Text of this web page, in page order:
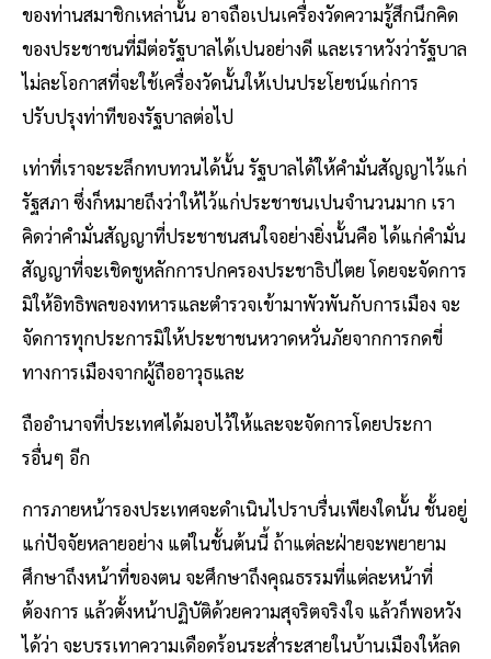
ของท่านสมาชิกเหล่านั้น อาจถือเปนเครื่องวัดความรู้สึกนึกคิด
ของประชาชนที่มีต่อรัฐบาลได้เปนอย่างดี และเราหวังว่ารัฐบาล
ไม่ละโอกาสที่จะใช้เครื่องวัดนั้นให้เปนประโยชน์แก่การ
ปรับปรุงท่าทีของรัฐบาลต่อไป
เท่าที่เราจะระลึกทบทวนได้นั้น รัฐบาลได้ให้คำมั่นสัญญาไว้แก่
รัฐสภา ซึ่งก็หมายถึงว่าให้ไว้แก่ประชาชนเปนจำนวนมาก เรา
คิดว่าคำมั่นสัญญาที่ประชาชนสนใจอย่างยิ่งนั้นคือ ได้แก่คำมั่น
สัญญาที่จะเชิดชูหลักการปกครองประชาธิปไตย โดยจะจัดการ
มิให้อิทธิพลของทหารและตำรวจเข้ามาพัวพันกับการเมือง จะ
จัดการทุกประการมิให้ประชาชนหวาดหวั่นภัยจากการกดขี่
ทางการเมืองจากผู้ถืออาวุธและ
ถืออำนาจที่ประเทศได้มอบไว้ให้และจะจัดการโดยประกา
รอื่นๆ อีก
การภายหน้ารองประเทศจะดำเนินไปราบรื่นเพียงใดนั้น ชั้นอยู่
แก่ปัจจัยหลายอย่าง แต่ในชั้นต้นนี้ ถ้าแต่ละฝ่ายจะพยายาม
ศึกษาถึงหน้าที่ของตน จะศึกษาถึงคุณธรรมที่แต่ละหน้าที่
ต้องการ แล้วตั้งหน้าปฏิบัติด้วยความสุจริตจริงใจ แล้วก็พอหวัง
ได้ว่า จะบรรเทาความเดือดร้อนระส่ำระสายในบ้านเมืองให้ลด